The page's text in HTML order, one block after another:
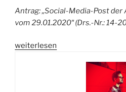
Antrag: „Social-Media-Post
vom 29.01.2020″ (Drs.-Nr.: 14-
„Wir,
weiterlesen